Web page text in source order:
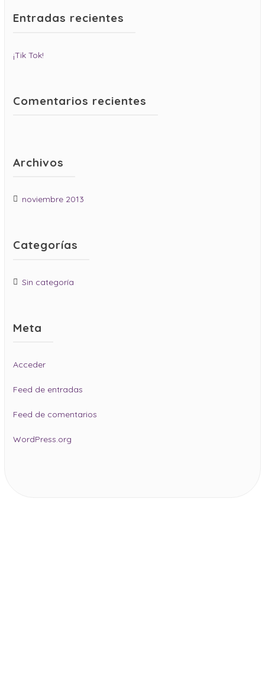
Entradas recientes
¡Tik Tok!
Comentarios recientes
Archivos
noviembre 2013
Categorías
Sin categoría
Meta
Acceder
Feed de entradas
Feed de comentarios
WordPress.org